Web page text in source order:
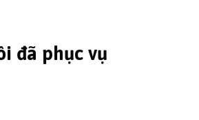
đã phục vụ